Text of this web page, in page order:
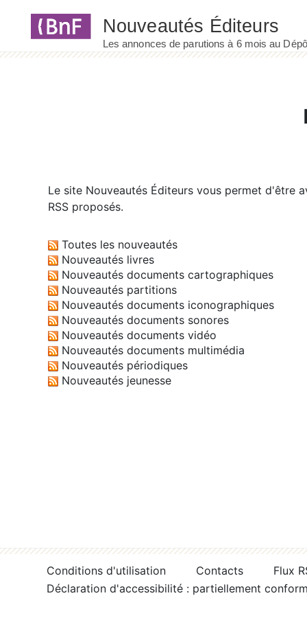
Le site Nouveautés Éditeurs vous permet d'être
RSS proposés.
Toutes les nouveautés
Nouveautés livres
Nouveautés documents cartographiques
Nouveautés partitions
Nouveautés documents iconographiques
Nouveautés documents sonores
Nouveautés documents vidéo
Nouveautés documents multimédia
Nouveautés périodiques
Nouveautés jeunesse
Conditions d'utilisation Contacts
Flux
Déclaration d'accessibilité : partiellement